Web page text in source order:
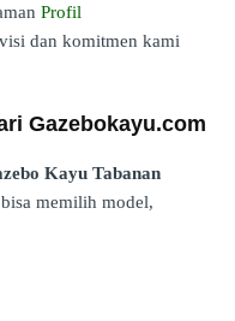
Profil
dan komitmen kami
Gazebokayu.com
Kayu Tabanan
memilih model,